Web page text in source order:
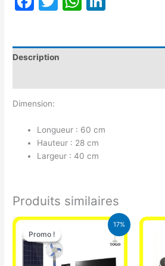
Description
Dimension:
Longueur : 60 cm
Hauteur : 28 cm
Largeur : 40 cm
Produits similaires
17%
Promo !
Promo !
Le
initial
était :
430.000 CFA.
Le
prix
actuel
est :
355.000 CFA.